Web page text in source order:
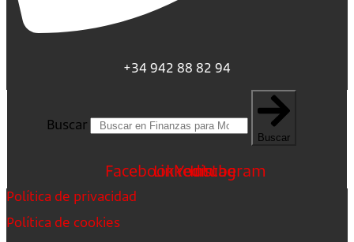
+34 942 88 82 94
Buscar
Buscar
FacebookLinkedin
Youtube
Instagram
Política de privacidad
Política de cookies